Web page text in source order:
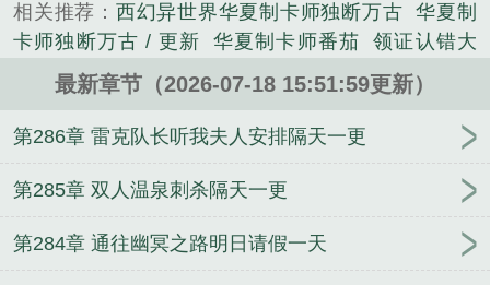
相关推荐： 西幻异世界华夏制卡师独断万古
华夏制
卡师独断万古 / 更新
华夏制卡师番茄
领证认错大
佬，我和京圈太子闪婚了
乱明1628
重回高三升大
学，我恋爱成瘾
自传：被病娇老婆囚禁的幸福生活
圣手红颜 无双悍卒 五年后她携子归来，全家火葬场
局获得金色词条 疯了吧，动物园守则比法典还厚？
悟性逆天 坠入白垩纪 我一值夜班，全院主任都睡不
最新章节（2026-07-18 15:51:59更新）
第286章 雷克队长听我夫人安排隔天一更
第285章 双人温泉刺杀隔天一更
第284章 通往幽冥之路明日请假一天